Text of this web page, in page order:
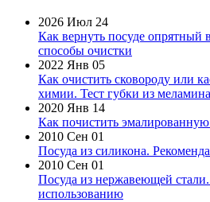
2026 Июл 24
Как вернуть посуде опрятный
способы очистки
2022 Янв 05
Как очистить сковороду или
химии. Тест губки из меламина
2020 Янв 14
Как почистить
2010 Сен 01
Посуда из силикона.
2010 Сен 01
Посуда из нержавеющей
использованию